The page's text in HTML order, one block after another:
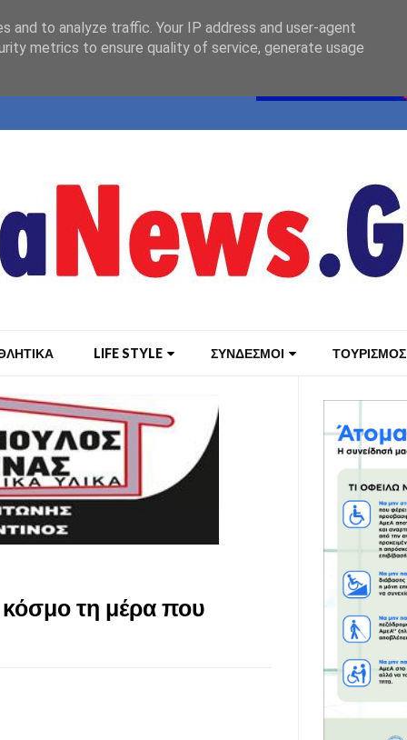
LIFE STYLE ΣΥΝΔΕΣΜΟΙ ΤΟΥΡΙΣΜΟΣ
κόσμο τη μέρα που
to analyze traffic. Your IP address and user-agent
metrics to ensure quality of service, generate usage